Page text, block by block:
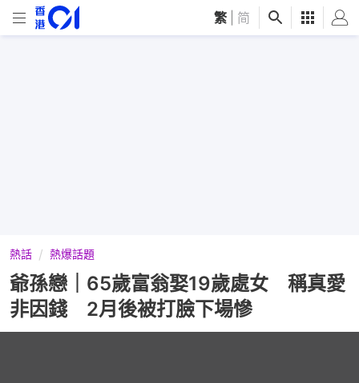
繁 简
熱話 熱爆話題
爺孫戀｜65歲富翁娶19歲處女 稱真愛
非因錢 2月後被打臉下場慘